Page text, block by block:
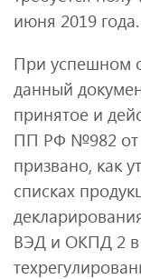
июня 2019 года.
При успешном
данный
принятое и
ПП РФ №982 от
призвано, как
списках
ВЭД и ОКПД 2 в